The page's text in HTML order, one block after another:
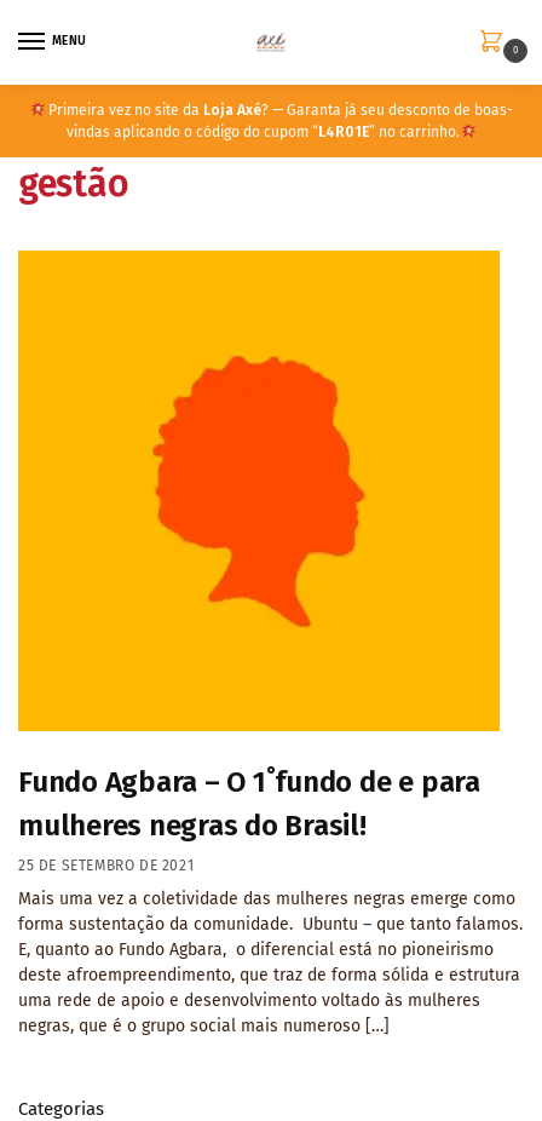
MENU
0
Primeira vez no site da Loja Axé? — Garanta já seu desconto de boas-
vindas aplicando o código do cupom “ L4R01E” no carrinho.
gestão
Fundo Agbara – O 1˚fundo de e para
mulheres negras do Brasil!
25 DE SETEMBRO DE 2021
Mais uma vez a coletividade das mulheres negras emerge como
forma sustentação da comunidade. Ubuntu – que tanto falamos.
E, quanto ao Fundo Agbara, o diferencial está no pioneirismo
deste afroempreendimento, que traz de forma sólida e estrutura
uma rede de apoio e desenvolvimento voltado às mulheres
negras, que é o grupo social mais numeroso […]
Categorias